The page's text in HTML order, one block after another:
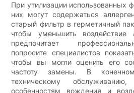
При утилизации использованных
них могут содержаться
старый фильтр в герметичный
чтобы уменьшить воздействие
предпочитает
попросите специалистов
чтобы вы могли оценить его
частоту замены. В
техническому
особенностям вождения и